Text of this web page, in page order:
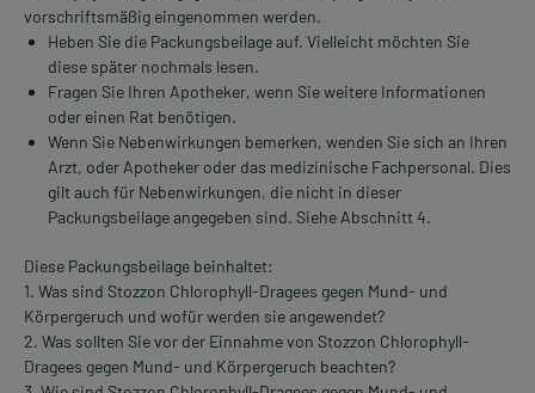
vorschriftsmäßig eingenommen werden.
Heben Sie die Packungsbeilage auf. Vielleicht möchten Sie
diese später nochmals lesen.
Fragen Sie Ihren Apotheker, wenn Sie weitere Informationen
oder einen Rat benötigen.
Wenn Sie Nebenwirkungen bemerken, wenden Sie sich an Ihren
Arzt, oder Apotheker oder das medizinische Fachpersonal. Dies
gilt auch für Nebenwirkungen, die nicht in dieser
Packungsbeilage angegeben sind. Siehe Abschnitt 4.
Diese Packungsbeilage beinhaltet:
1. Was sind Stozzon Chlorophyll-Dragees gegen Mund- und
Körpergeruch und wofür werden sie angewendet?
2. Was sollten Sie vor der Einnahme von Stozzon Chlorophyll-
Dragees gegen Mund- und Körpergeruch beachten?